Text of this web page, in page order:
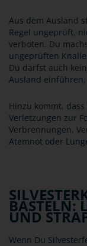
Aus dem Ausland
Regel ungeprüft,
verboten. Du
ungeprüften
Du darfst auch
Ausland
Hinzu kommt,
Verletzungen zur
Verbrennungen,
Atemnot oder
BASTELN:
UND
Wenn Du